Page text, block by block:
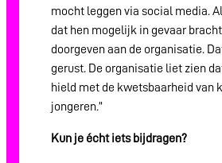
mocht leggen via social media.
dat hen mogelijk in gevaar
doorgeven aan de organisatie.
gerust. De organisatie liet zien
hield met de kwetsbaarheid van
jongeren.”
Kun je écht iets bijdragen?